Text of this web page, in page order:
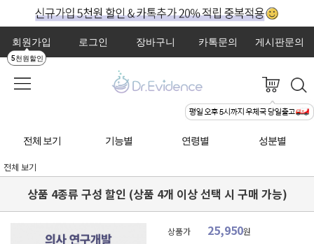
회원가입
5천원할인
로그인 장바구니 카톡문의 게시판문의
전체 보기 기능별 연령별 성분별
전체 보기
상품 4종류 구성 할인 (상품 4개 이상 선택 시 구매 가능)
상품가 25,950원